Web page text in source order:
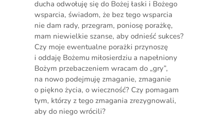
ducha odwołuję się do Bożej łaski i Bożego
wsparcia, świadom, że bez tego wsparcia
nie dam rady, przegram, poniosę porażkę,
mam niewielkie szanse, aby odnieść sukces?
Czy moje ewentualne porażki przynoszę
i oddaję Bożemu miłosierdziu a napełniony
Bożym przebaczeniem wracam do „gry”,
na nowo podejmuję zmaganie, zmaganie
o piękno życia, o wieczność? Czy pomagam
tym, którzy z tego zmagania zrezygnowali,
aby do niego wrócili?